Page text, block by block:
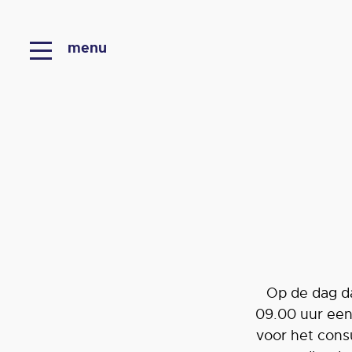
Op de dag
09.00 uur
voor het
menu